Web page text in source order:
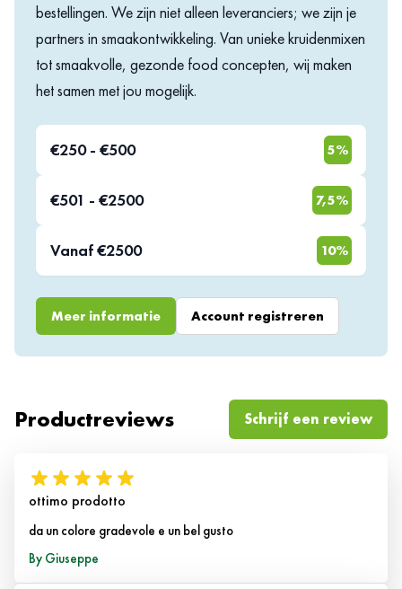
mengsel is geschikt voor zowel kippenbouten als kippenvleugels,
kippenpoten, kippenkluifjes en drumsticks. Welke kooktechniek je ook
gebruikt, je voegt de kruidenmix altijd aan het begin van de bereiding
toe. Ook als je bakt. Zo krijgen de smaken de gelegenheid om zich goed
met de boter of olie te vermengen en zo hun optimale smaak af te geven.
bestellingen. We zijn niet alleen leveranciers; we zijn je
partners in smaakontwikkeling. Van unieke kruidenmixen
tot smaakvolle, gezonde food concepten, wij maken
het samen met jou mogelijk.
€250 - €500 5%
€501 - €2500 7,5%
Vanaf €2500 10%
Meer informatie Account registreren
Productreviews Schrijf een review
ottimo prodotto
da un colore gradevole e un bel gusto
By Giuseppe